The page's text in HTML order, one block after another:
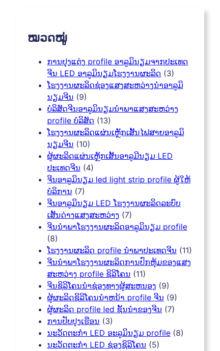
ໝວດໝູ່
ການປຸງແຕ່ງ profile ອາລູມິນຽມຈາກປະເທດ
ຈີນ LED ອາລູມິນຽມໂຮງງານຜະລິດ (3)
ໂຮງງານຜະລິດຊ່ອງແສງສະຫວ່າງນໍາອາລູມິ
ນຽມຈີນ (9)
ບໍລິສັດຈີນອາລູມິນຽມນໍາພາແສງສະຫວ່າງ
profile ບໍລິສັດ (13)
ໂຮງງານຜະລິດແຜ່ນເຫຼັກເສັ້ນໄຟສາຍອາລູມິ
ນຽມຈີນ (10)
ຜູ້ຜະລິດແຜ່ນເຫຼັກເສັ້ນອາລູມີນຽມ LED
ປະເທດຈີນ (4)
ຈີນອາລູມິນຽມ led light strip profile ຜູ້ໃຫ້
ບໍລິການ (7)
ຈີນອາລູມິນຽມ LED ໂຮງງານຜະລິດລະບົບ
ເສັ້ນດ່າງແສງສະຫວ່າງ (7)
ຈີນນໍາພາໂຮງງານຜະລິດອາລູມິນຽມ profile
(8)
ໂຮງງານຜະລິດ profile ນໍາພາປະເທດຈີນ (11)
ຈີນນໍາພາໂຮງງານຜະລິດການປົກຫຸ້ມຂອງແສງ
ສະຫວ່າງ profile ຊິລິໂຄນ (11)
ຈີນຊິລິໂຄນນໍາຊ່ອງທາງຜູ້ສະຫນອງ (9)
ຜູ້ຜະລິດຊິລິໂຄນນໍາຫນ້າ profile ຈີນ (9)
ຜູ້ຜະລິດ profile led ຊັ້ນນໍາຂອງຈີນ (7)
ການປັບປຸງເຮືອນ (3)
ນະວັດຕະກໍາ LED ອະລູມິນຽມ profile (8)
ນະວັດຕະກໍາ LED ຊ່ອງຊິລິໂຄນ (5)